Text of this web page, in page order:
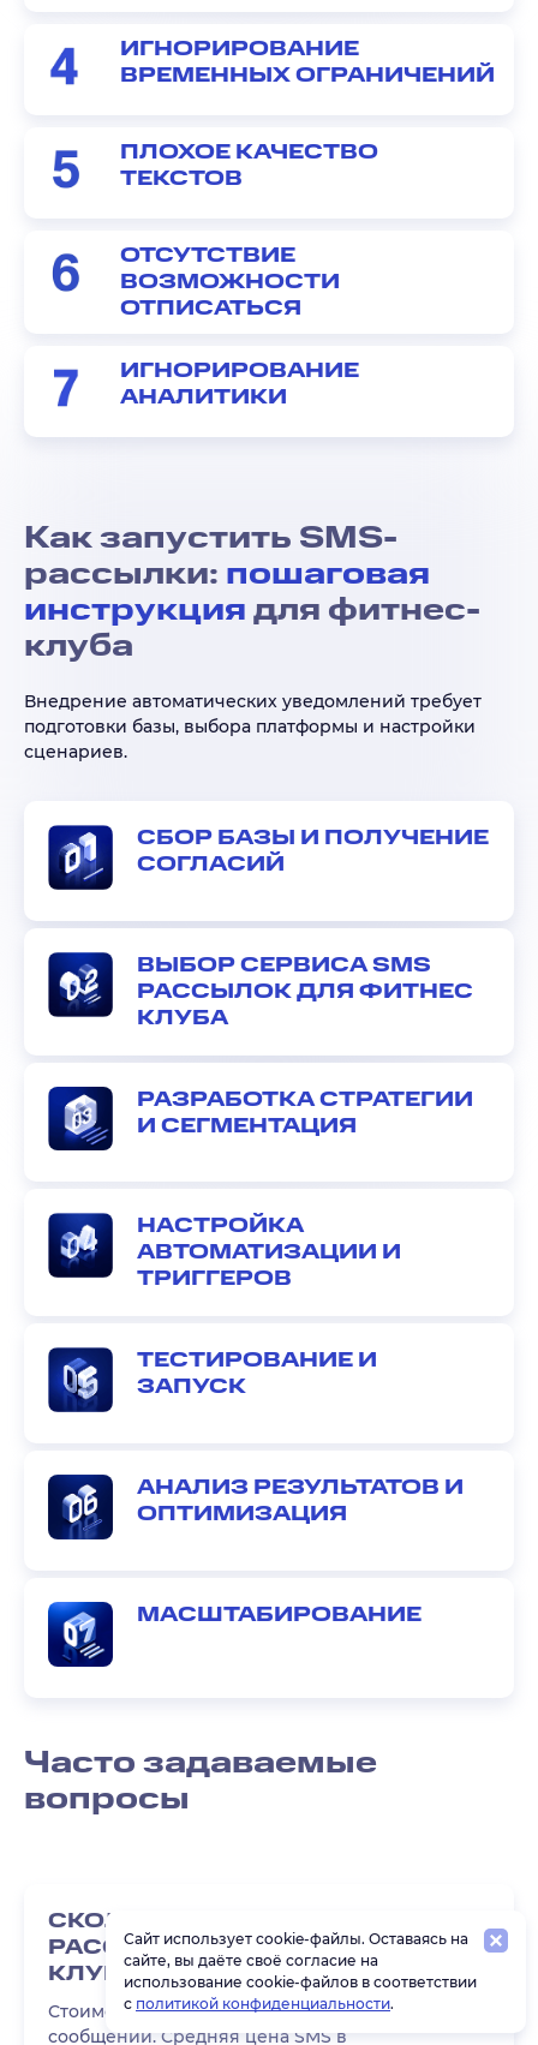
ИГНОРИРОВАНИЕ
ВРЕМЕННЫХ ОГРАНИЧЕНИЙ
ПЛОХОЕ КАЧЕСТВО
ТЕКСТОВ
ОТСУТСТВИЕ
ВОЗМОЖНОСТИ
ОТПИСАТЬСЯ
ИГНОРИРОВАНИЕ
АНАЛИТИКИ
Как запустить SMS-
рассылки: пошаговая
инструкциядля фитнес-
клуба
Внедрение автоматических уведомлений требует
подготовки базы, выбора платформы и настройки
сценариев.
СБОР БАЗЫ И ПОЛУЧЕНИЕ
СОГЛАСИЙ
ВЫБОР СЕРВИСА SMS
РАССЫЛОК ДЛЯ ФИТНЕС
КЛУБА
РАЗРАБОТКА СТРАТЕГИИ
И СЕГМЕНТАЦИЯ
НАСТРОЙКА
АВТОМАТИЗАЦИИ И
ТРИГГЕРОВ
ТЕСТИРОВАНИЕ И
ЗАПУСК
АНАЛИЗ РЕЗУЛЬТАТОВ И
ОПТИМИЗАЦИЯ
МАСШТАБИРОВАНИЕ
Часто задаваемые
вопросы
СКОЛЬКО СТОИТ SMS-
РАССЫЛКА ДЛЯ ФИТНЕС-
КЛУБА?
Стоимость зависит от объема и типа
сообщений. Средняя цена SMS в
Сайт использует cookie-файлы. Оставаясь на
сайте, вы даёте своё согласие на
использование cookie-файлов в соответствии
с политикой конфиденциальности.